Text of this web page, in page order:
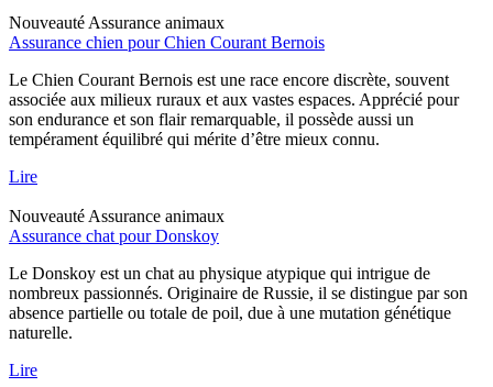
Nouveauté Assurance animaux
Assurance chien pour Chien Courant Bernois
Le Chien Courant Bernois est une race encore discrète, souvent
associée aux milieux ruraux et aux vastes espaces. Apprécié pour
son endurance et son flair remarquable, il possède aussi un
tempérament équilibré qui mérite d’être mieux connu.
Lire
Nouveauté Assurance animaux
Assurance chat pour Donskoy
Le Donskoy est un chat au physique atypique qui intrigue de
nombreux passionnés. Originaire de Russie, il se distingue par son
absence partielle ou totale de poil, due à une mutation génétique
naturelle.
Lire